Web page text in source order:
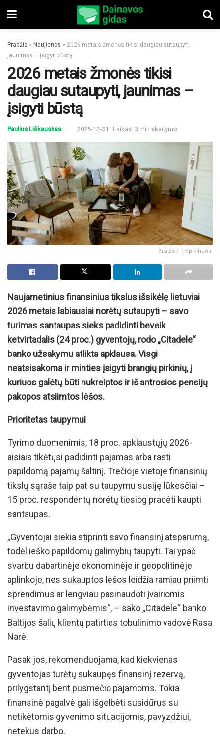
Pradžia » Naujienos » 2026 metais žmonės tikisi daugiau sutaupyti,
jaunimas – įsigyti būstą
2026 metais žmonės tikisi
daugiau sutaupyti, jaunimas –
įsigyti būstą
Paulius Liškauskas 2025-12-31 Laikas: 3 min skaitymo
Būstas / Frepik nuotr.
Naujametinius finansinius tikslus išsikėlę lietuviai
2026 metais labiausiai norėtų sutaupyti – savo
turimas santaupas sieks padidinti beveik
ketvirtadalis (24 proc.) gyventojų, rodo „Citadele“
banko užsakymu atlikta apklausa. Visgi
neatsisakoma ir minties įsigyti brangių pirkinių, į
kuriuos galėtų būti nukreiptos ir iš antrosios pensijų
pakopos atsiimtos lėšos.
Prioritetas taupymui
Tyrimo duomenimis, 18 proc. apklaustųjų 2026-
aisiais tikėtųsi padidinti pajamas arba rasti
papildomą pajamų šaltinį. Trečioje vietoje finansinių
tikslų sąraše taip pat su taupymu susiję lūkesčiai –
15 proc. respondentų norėtų tiesiog pradėti kaupti
santaupas.
„Gyventojai siekia stiprinti savo finansinį atsparumą,
todėl ieško papildomų galimybių taupyti. Tai ypač
svarbu dabartinėje ekonominėje ir geopolitinėje
aplinkoje, nes sukauptos lėšos leidžia ramiau priimti
sprendimus ar lengviau pasinaudoti įvairiomis
investavimo galimybėmis“, – sako „Citadele“ banko
Baltijos šalių klientų patirties tobulinimo vadovė Rasa
Narė.
Pasak jos, rekomenduojama, kad kiekvienas
gyventojas turėtų sukaupęs finansinį rezervą,
prilygstantį bent pusmečio pajamoms. Tokia
finansinė pagalvė gali išgelbėti susidūrus su
netikėtomis gyvenimo situacijomis, pavyzdžiui,
netekus darbo.